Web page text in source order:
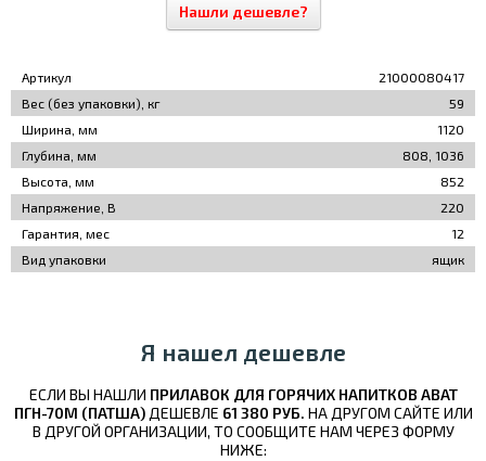
Нашли дешевле?
Артикул
21000080417
Вес (без упаковки), кг
59
Ширина, мм
1120
Глубина, мм
808, 1036
Высота, мм
852
Напряжение, В
220
Гарантия, мес
12
Вид упаковки
ящик
Я нашел дешевле
ЕСЛИ ВЫ НАШЛИ ПРИЛАВОК ДЛЯ ГОРЯЧИХ НАПИТКОВ ABAT
ПГН-70М (ПАТША)ДЕШЕВЛЕ 61 380 РУБ. НА ДРУГОМ САЙТЕ ИЛИ
В ДРУГОЙ ОРГАНИЗАЦИИ, ТО СООБЩИТЕ НАМ ЧЕРЕЗ ФОРМУ
НИЖЕ: